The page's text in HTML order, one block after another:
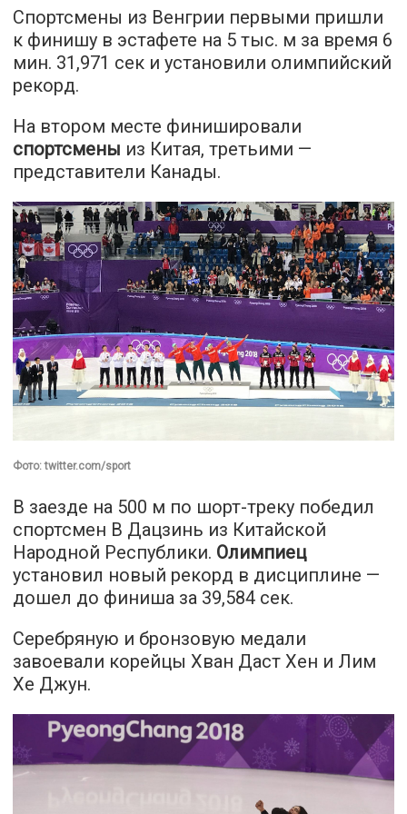
Спортсмены из Венгрии первыми пришли
к финишу в эстафете на 5 тыс. м за время 6
мин. 31,971 сек и установили олимпийский
рекорд.
На втором месте финишировали
спортсмены из Китая, третьими —
представители Канады.
Фото: twitter.com/sport
В заезде на 500 м по шорт-треку победил
спортсмен В Дацзинь из Китайской
Народной Республики. Олимпиец
установил новый рекорд в дисциплине —
дошел до финиша за 39,584 сек.
Серебряную и бронзовую медали
завоевали корейцы Хван Даст Хен и Лим
Хе Джун.